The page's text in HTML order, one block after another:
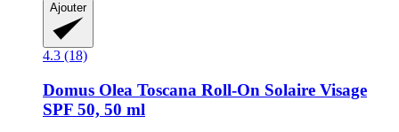
Ajouter
4.3 (18)
Domus Olea Toscana Roll-​On Solaire Visage
SPF 50, 50 ml